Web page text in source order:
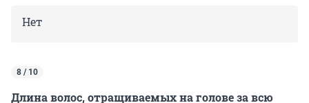
Нет
8 / 10
Длина волос, отращиваемых на голове за всю